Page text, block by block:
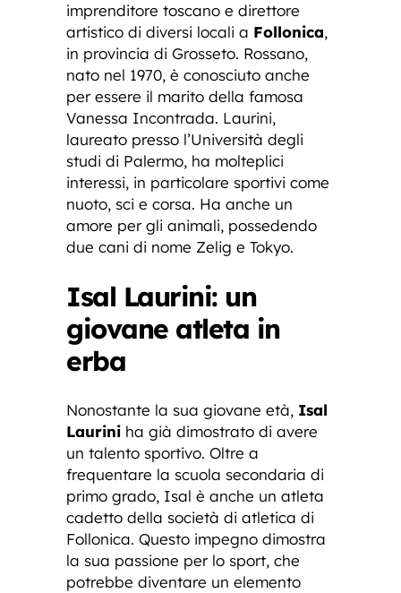
imprenditore toscano e direttore
artistico di diversi locali a Follonica,
in provincia di Grosseto. Rossano,
nato nel 1970, è conosciuto anche
per essere il marito della famosa
Vanessa Incontrada. Laurini,
laureato presso l’Università degli
studi di Palermo, ha molteplici
interessi, in particolare sportivi come
nuoto, sci e corsa. Ha anche un
amore per gli animali, possedendo
due cani di nome Zelig e Tokyo.
Isal Laurini: un
giovane atleta in
erba
Nonostante la sua giovane età, Isal
Laurini ha già dimostrato di avere
un talento sportivo. Oltre a
frequentare la scuola secondaria di
primo grado, Isal è anche un atleta
cadetto della società di atletica di
Follonica. Questo impegno dimostra
la sua passione per lo sport, che
potrebbe diventare un elemento